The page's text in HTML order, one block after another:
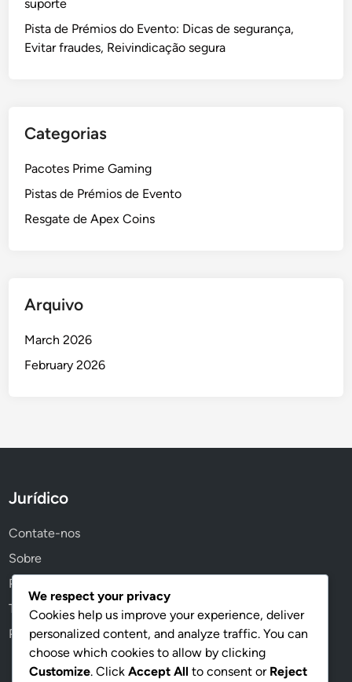
suporte
Pista de Prémios do Evento: Dicas de segurança,
Evitar fraudes, Reivindicação segura
Categorias
Pacotes Prime Gaming
Pistas de Prémios de Evento
Resgate de Apex Coins
Arquivo
March 2026
February 2026
Jurídico
Contate-nos
Sobre
Política de privacidade
Termos de serviço
Política de cookies
We respect your privacy
Cookies help us improve your experience, deliver
personalized content, and analyze traffic. You can
choose which cookies to allow by clicking
Customize. Click Accept All to consent or Reject